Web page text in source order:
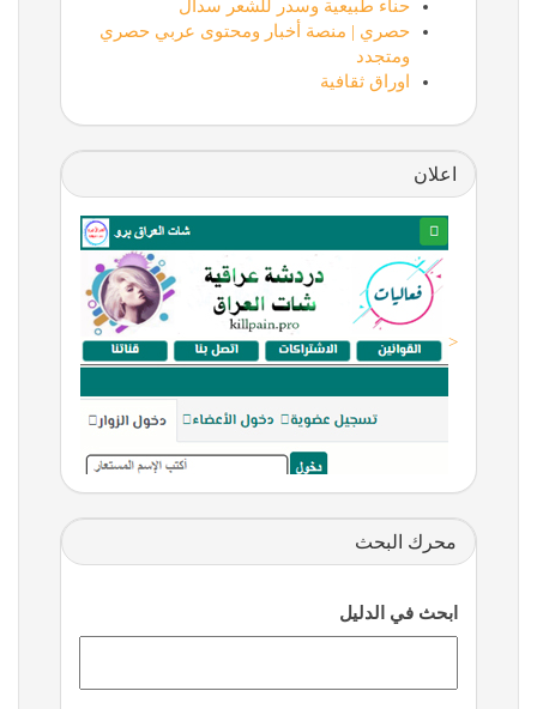
حناء طبيعية وسدر للشعر سدال
حصري | منصة أخبار ومحتوى عربي حصري
ومتجدد
اوراق ثقافية
اعلان
<
محرك البحث
ابحث في الدليل